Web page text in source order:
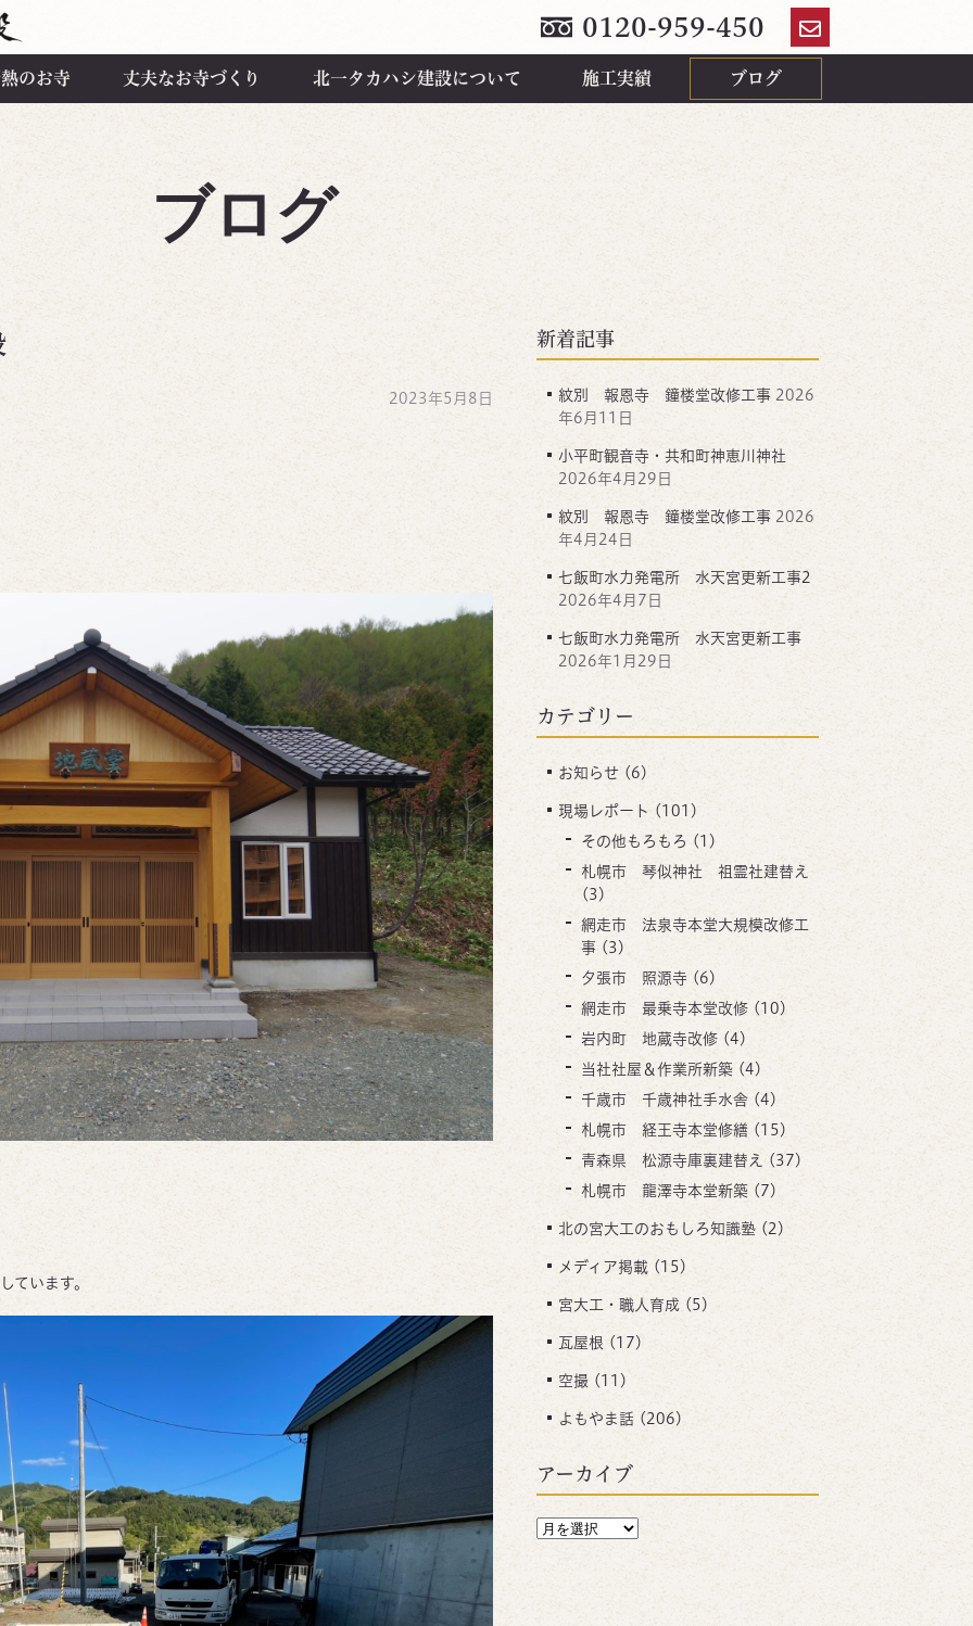
0120-959-450
お
問
い
のお寺 丈夫なお寺づくり 北一タカハシ建設について 施工実績 ブログ
ブログ
2023年5月8日
ています。
新着記事
紋別 報恩寺 鐘楼堂改修工事 2026
年6月11日
小平町観音寺・共和町神恵川神社
2026年4月29日
紋別 報恩寺 鐘楼堂改修工事 2026
年4月24日
七飯町水力発電所 水天宮更新工事2
2026年4月7日
七飯町水力発電所 水天宮更新工事
2026年1月29日
カテゴリー
お知らせ (6)
現場レポート (101)
その他もろもろ (1)
札幌市 琴似神社 祖霊社建替え
(3)
網走市 法泉寺本堂大規模改修工
事 (3)
夕張市 照源寺 (6)
網走市 最乗寺本堂改修 (10)
岩内町 地蔵寺改修 (4)
当社社屋＆作業所新築 (4)
千歳市 千歳神社手水舎 (4)
札幌市 経王寺本堂修繕 (15)
青森県 松源寺庫裏建替え (37)
札幌市 龍澤寺本堂新築 (7)
北の宮大工のおもしろ知識塾 (2)
メディア掲載 (15)
宮大工・職人育成 (5)
瓦屋根 (17)
空撮 (11)
よもやま話 (206)
アーカイブ